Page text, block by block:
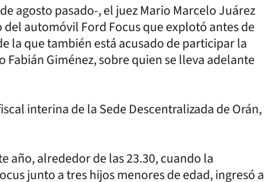
agosto pasado-, el juez Mario Marcelo Juárez
automóvil Ford Focus que explotó antes de
la que también está acusado de participar la
Giménez, sobre quien se lleva adelante
interina de la Sede Descentralizada de Orán,
año, alrededor de las 23.30, cuando la
junto a tres hijos menores de edad, ingresó a